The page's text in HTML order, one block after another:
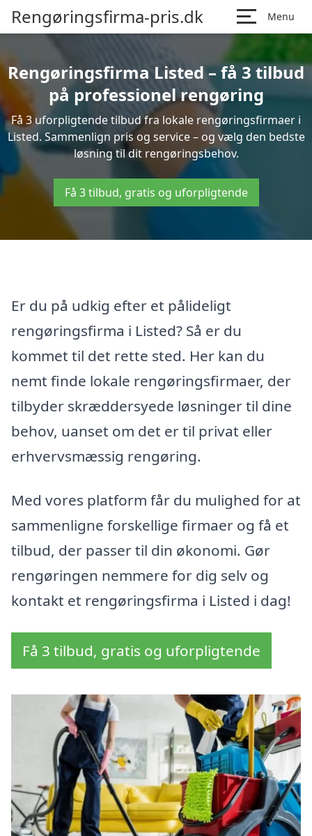
Rengøringsfirma-pris.dk Menu
Rengøringsfirma Listed – få 3 tilbud
på professionel rengøring
Få 3 uforpligtende tilbud fra lokale rengøringsfirmaer i
Listed. Sammenlign pris og service – og vælg den bedste
løsning til dit rengøringsbehov.
Få 3 tilbud, gratis og uforpligtende
Er du på udkig efter et pålideligt
rengøringsfirma i Listed? Så er du
kommet til det rette sted. Her kan du
nemt finde lokale rengøringsfirmaer, der
tilbyder skræddersyede løsninger til dine
behov, uanset om det er til privat eller
erhvervsmæssig rengøring.
Med vores platform får du mulighed for at
sammenligne forskellige firmaer og få et
tilbud, der passer til din økonomi. Gør
rengøringen nemmere for dig selv og
kontakt et rengøringsfirma i Listed i dag!
Få 3 tilbud, gratis og uforpligtende